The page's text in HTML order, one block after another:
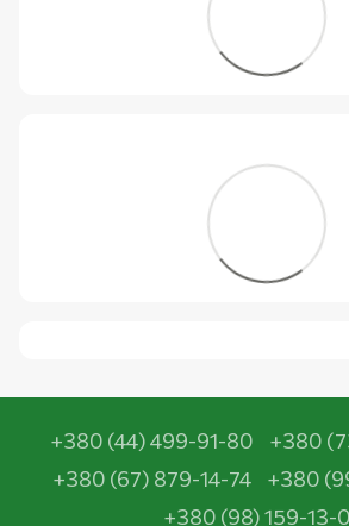
+380 (44) 499-91-80
+380
+380 (67) 879-14-74
+380
+380 (98) 159-13-